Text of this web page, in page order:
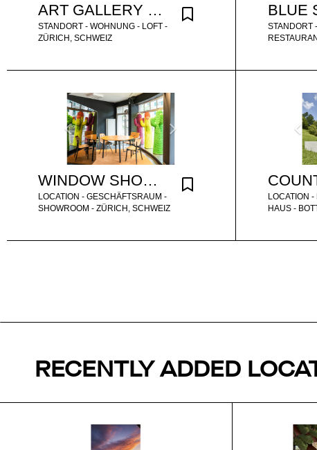
ART GALLERY STUDIO LOFT ZURICH
STANDORT - WOHNUNG - LOFT -
ZÜRICH, SCHWEIZ
STANDORT
WINDOW SHOWROOM
LOCATION - GESCHÄFTSRAUM -
SHOWROOM - ZÜRICH, SCHWEIZ
LOCATION
HAUS -
RECENTLY ADDED